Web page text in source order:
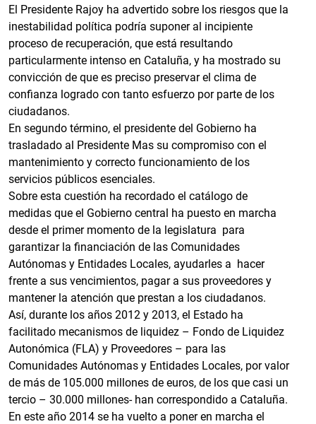
El Presidente Rajoy ha advertido sobre los riesgos que la
inestabilidad política podría suponer al incipiente
proceso de recuperación, que está resultando
particularmente intenso en Cataluña, y ha mostrado su
convicción de que es preciso preservar el clima de
confianza logrado con tanto esfuerzo por parte de los
ciudadanos.
En segundo término, el presidente del Gobierno ha
trasladado al Presidente Mas su compromiso con el
mantenimiento y correcto funcionamiento de los
servicios públicos esenciales.
Sobre esta cuestión ha recordado el catálogo de
medidas que el Gobierno central ha puesto en marcha
desde el primer momento de la legislatura para
garantizar la financiación de las Comunidades
Autónomas y Entidades Locales, ayudarles a hacer
frente a sus vencimientos, pagar a sus proveedores y
mantener la atención que prestan a los ciudadanos.
Así, durante los años 2012 y 2013, el Estado ha
facilitado mecanismos de liquidez – Fondo de Liquidez
Autonómica (FLA) y Proveedores – para las
Comunidades Autónomas y Entidades Locales, por valor
de más de 105.000 millones de euros, de los que casi un
tercio – 30.000 millones- han correspondido a Cataluña.
En este año 2014 se ha vuelto a poner en marcha el